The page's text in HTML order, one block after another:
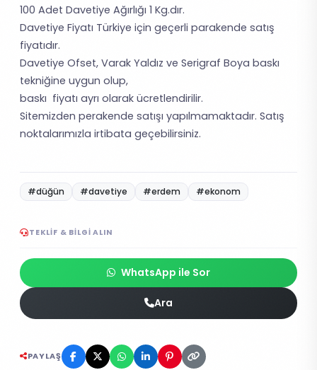
100 Adet Davetiye Ağırlığı 1 Kg.dır.
Davetiye Fiyatı Türkiye için geçerli parakende satış
fiyatıdır.
Davetiye Ofset, Varak Yaldız ve Serigraf Boya baskı
tekniğine uygun olup,
baskı fiyatı ayrı olarak ücretlendirilir.
Sitemizden perakende satışı yapılmamaktadır. Satış
noktalarımızla irtibata geçebilirsiniz.
#düğün #davetiye #erdem #ekonom
TEKLIF & BILGI ALIN
WhatsApp ile Sor
Ara
PAYLAŞ